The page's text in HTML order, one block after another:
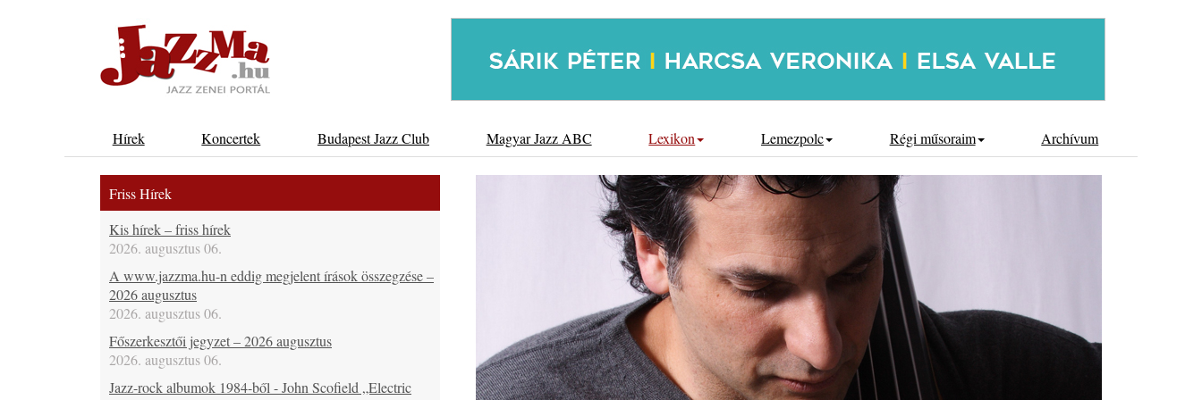
Hírek Koncertek Budapest Jazz Club Magyar Jazz ABC Lexikon Lemezpolc Régi műsoraim Archívum
Friss Hírek
Kis hírek – friss hírek
2026. augusztus 06.
A www.jazzma.hu-n eddig megjelent írások összegzése –
2026 augusztus
2026. augusztus 06.
Főszerkesztői jegyzet – 2026 augusztus
2026. augusztus 06.
Jazz-rock albumok 1984-ből - John Scofield „Electric